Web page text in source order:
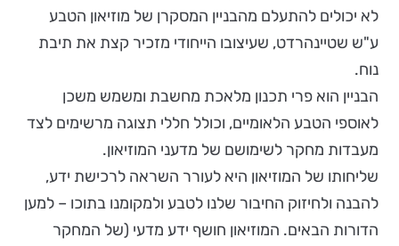
לא יכולים להתעלם מהבניין המסקרן של מוזיאון הטבע
ע"ש שטיינהרדט, שעיצובו הייחודי מזכיר קצת את תיבת
נוח.
הבניין הוא פרי תכנון מלאכת מחשבת ומשמש משכן
לאוספי הטבע הלאומיים, וכולל חללי תצוגה מרשימים לצד
מעבדות מחקר לשימושם של מדעני המוזיאון.
שליחותו של המוזיאון היא לעורר השראה לרכישת ידע,
להבנה ולחיזוק החיבור שלנו לטבע ולמקומנו בתוכו – למען
הדורות הבאים. המוזיאון חושף ידע מדעי (של המחקר